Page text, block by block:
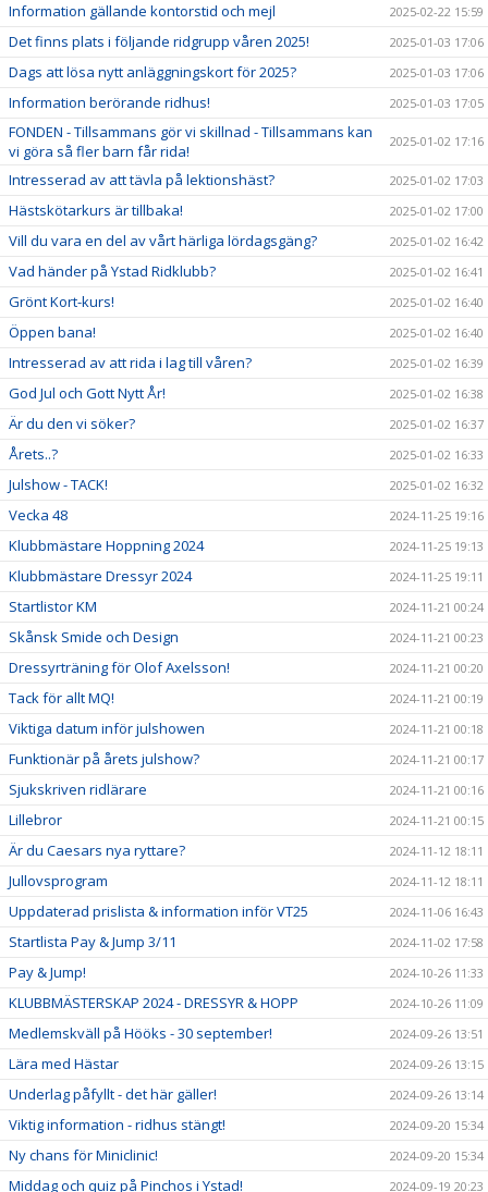
Information gällande kontorstid och mejl 2025-02-22 15:59
Det finns plats i följande ridgrupp våren 2025! 2025-01-03 17:06
Dags att lösa nytt anläggningskort för 2025? 2025-01-03 17:06
Information berörande ridhus! 2025-01-03 17:05
FONDEN - Tillsammans gör vi skillnad - Tillsammans kan
vi göra så fler barn får rida!
2025-01-02 17:16
Intresserad av att tävla på lektionshäst? 2025-01-02 17:03
Hästskötarkurs är tillbaka! 2025-01-02 17:00
Vill du vara en del av vårt härliga lördagsgäng? 2025-01-02 16:42
Vad händer på Ystad Ridklubb? 2025-01-02 16:41
Grönt Kort-kurs! 2025-01-02 16:40
Öppen bana! 2025-01-02 16:40
Intresserad av att rida i lag till våren? 2025-01-02 16:39
God Jul och Gott Nytt År! 2025-01-02 16:38
Är du den vi söker? 2025-01-02 16:37
Årets..? 2025-01-02 16:33
Julshow - TACK! 2025-01-02 16:32
Vecka 48 2024-11-25 19:16
Klubbmästare Hoppning 2024 2024-11-25 19:13
Klubbmästare Dressyr 2024 2024-11-25 19:11
Startlistor KM 2024-11-21 00:24
Skånsk Smide och Design 2024-11-21 00:23
Dressyrträning för Olof Axelsson! 2024-11-21 00:20
Tack för allt MQ! 2024-11-21 00:19
Viktiga datum inför julshowen 2024-11-21 00:18
Funktionär på årets julshow? 2024-11-21 00:17
Sjukskriven ridlärare 2024-11-21 00:16
Lillebror 2024-11-21 00:15
Är du Caesars nya ryttare? 2024-11-12 18:11
Jullovsprogram 2024-11-12 18:11
Uppdaterad prislista & information inför VT25 2024-11-06 16:43
Startlista Pay & Jump 3/11 2024-11-02 17:58
Pay & Jump! 2024-10-26 11:33
KLUBBMÄSTERSKAP 2024 - DRESSYR & HOPP 2024-10-26 11:09
Medlemskväll på Hööks - 30 september! 2024-09-26 13:51
Lära med Hästar 2024-09-26 13:15
Underlag påfyllt - det här gäller! 2024-09-26 13:14
Viktig information - ridhus stängt! 2024-09-20 15:34
Ny chans för Miniclinic! 2024-09-20 15:34
Middag och quiz på Pinchos i Ystad! 2024-09-19 20:23